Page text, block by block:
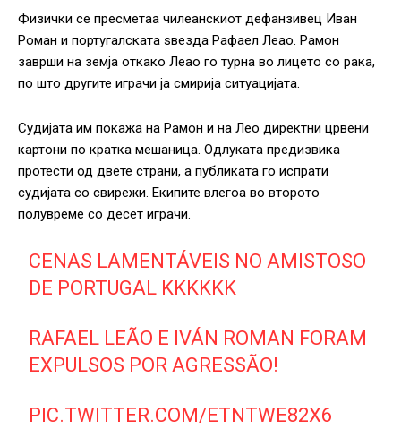
Физички се пресметаа чилеанскиот дефанзивец Иван
Роман и португалската ѕвезда Рафаел Леао. Рамон
заврши на земја откако Леао го турна во лицето со рака,
по што другите играчи ја смирија ситуацијата.
Судијата им покажа на Рамон и на Лео директни црвени
картони по кратка мешаница. Одлуката предизвика
протести од двете страни, а публиката го испрати
судијата со свирежи. Екипите влегоа во второто
полувреме со десет играчи.
CENAS LAMENTÁVEIS NO AMISTOSO
DE PORTUGAL KKKKKK
RAFAEL LEÃO E IVÁN ROMAN FORAM
EXPULSOS POR AGRESSÃO!
PIC.TWITTER.COM/ETNTWE82X6